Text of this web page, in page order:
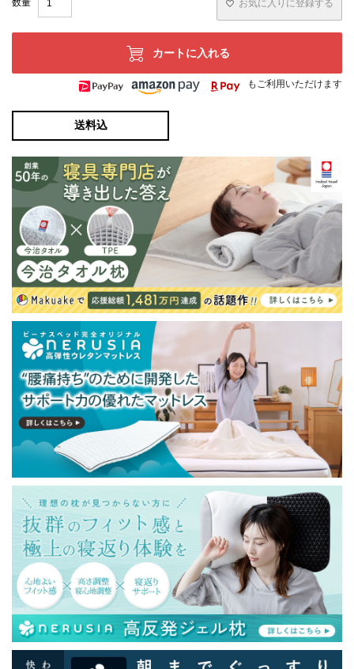
お気に入りに登録する
カートに入れる
もご利用いただけます
送料込